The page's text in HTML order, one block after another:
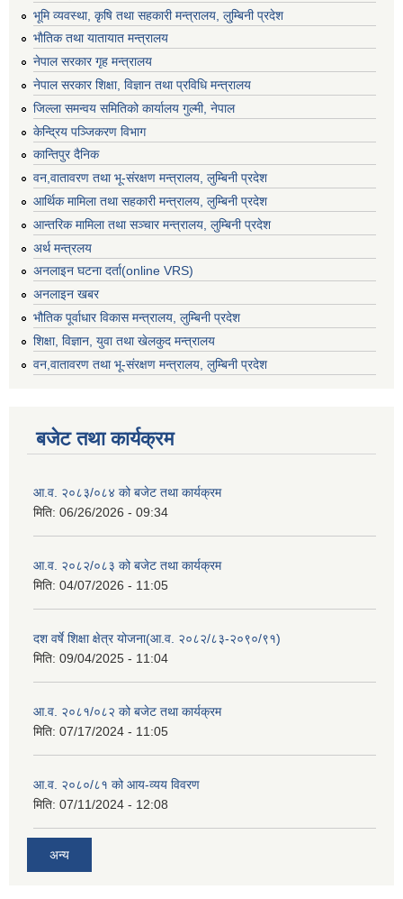
भूमि व्यवस्था, कृषि तथा सहकारी मन्त्रालय, लु्म्बिनी प्रदेश
भाैतिक तथा यातायात मन्त्रालय
नेपाल सरकार गृह मन्त्रालय
नेपाल सरकार शिक्षा, विज्ञान तथा प्रविधि मन्त्रालय
जिल्ला समन्वय समितिको कार्यालय गुल्मी, नेपाल
केन्द्रिय पञ्जिकरण विभाग
कान्तिपुर दैनिक
वन,वातावरण तथा भू-संरक्षण मन्त्रालय, लुम्बिनी प्रदेश
आर्थिक मामिला तथा सहकारी मन्त्रालय, लुम्बिनी प्रदेश
आन्तरिक मामिला तथा सञ्चार मन्त्रालय, लुम्बिनी प्रदेश
अर्थ मन्त्रलय
अनलाइन घटना दर्ता(online VRS)
अनलाइन खबर
भौतिक पूर्वाधार विकास मन्त्रालय, लुम्बिनी प्रदेश
शिक्षा, विज्ञान, युवा तथा खेलकुद मन्‍‍त्रालय
वन,वातावरण तथा भू-संरक्षण मन्त्रालय, लुम्बिनी प्रदेश
बजेट तथा कार्यक्रम
आ.व. २०८३/०८४ को बजेट तथा कार्यक्रम
मिति: 06/26/2026 - 09:34
आ.व. २०८२/०८३ को बजेट तथा कार्यक्रम
मिति: 04/07/2026 - 11:05
दश वर्षे शिक्षा क्षेत्र योजना(आ.व. २०८२/८३-२०९०/९१)
मिति: 09/04/2025 - 11:04
आ.व. २०८१/०८२ को बजेट तथा कार्यक्रम
मिति: 07/17/2024 - 11:05
आ.व. २०८०/८१ को आय-व्यय विवरण
मिति: 07/11/2024 - 12:08
अन्य